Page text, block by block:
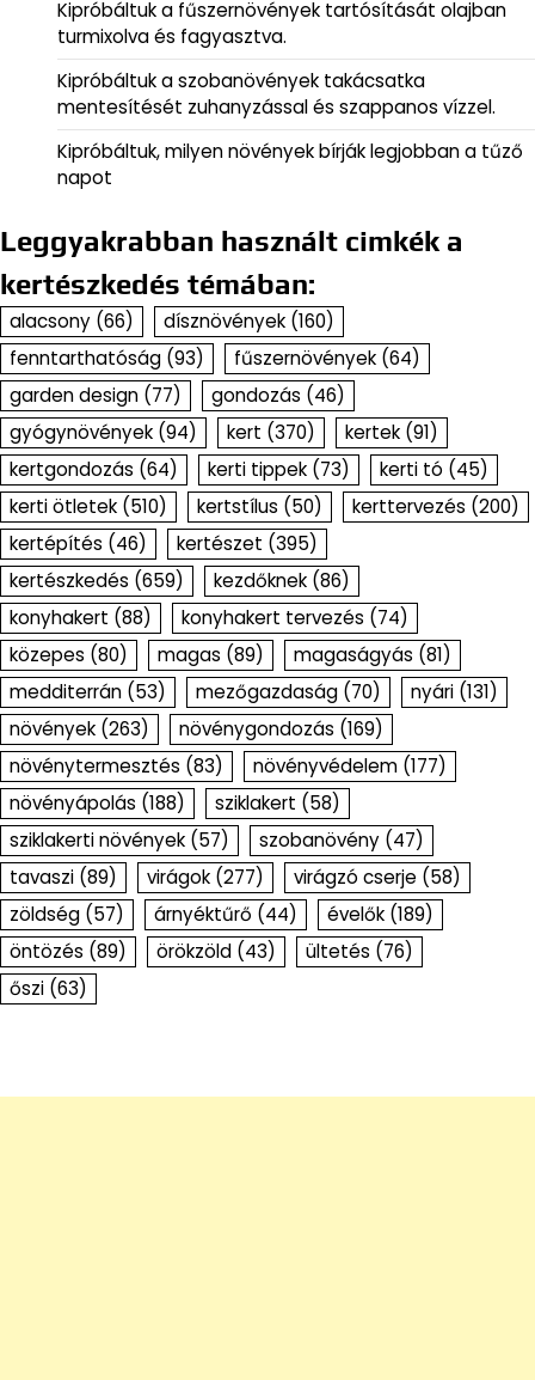
Kipróbáltuk a fűszernövények tartósítását olajban
turmixolva és fagyasztva.
Kipróbáltuk a szobanövények takácsatka
mentesítését zuhanyzással és szappanos vízzel.
Kipróbáltuk, milyen növények bírják legjobban a tűző
napot
Leggyakrabban használt cimkék a
kertészkedés témában:
alacsony (66) dísznövények (160)
fenntarthatóság (93) fűszernövények (64)
garden design (77) gondozás (46)
gyógynövények (94) kert (370) kertek (91)
kertgondozás (64) kerti tippek (73) kerti tó (45)
kerti ötletek (510) kertstílus (50) kerttervezés (200)
kertépítés (46) kertészet (395)
kertészkedés (659) kezdőknek (86)
konyhakert (88) konyhakert tervezés (74)
közepes (80) magas (89) magaságyás (81)
medditerrán (53) mezőgazdaság (70) nyári (131)
növények (263) növénygondozás (169)
növénytermesztés (83) növényvédelem (177)
növényápolás (188) sziklakert (58)
sziklakerti növények (57) szobanövény (47)
tavaszi (89) virágok (277) virágzó cserje (58)
zöldség (57) árnyéktűrő (44) évelők (189)
öntözés (89) örökzöld (43) ültetés (76)
őszi (63)